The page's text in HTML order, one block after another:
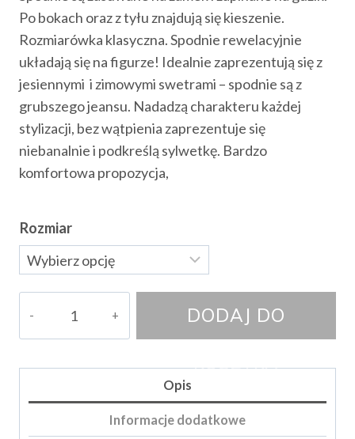
Po bokach oraz z tyłu znajdują się kieszenie.
Rozmiarówka klasyczna. Spodnie rewelacyjnie
układają się na figurze! Idealnie zaprezentują się z
jesiennymi i zimowymi swetrami – spodnie są z
grubszego jeansu. Nadadzą charakteru każdej
stylizacji, bez wątpienia zaprezentuje się
niebanalnie i podkreślą sylwetkę. Bardzo
komfortowa propozycja,
Rozmiar
DODAJ DO
KOSZYKA
Opis
Informacje dodatkowe